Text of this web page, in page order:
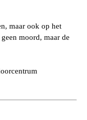
maar ook op het
moord, maar de